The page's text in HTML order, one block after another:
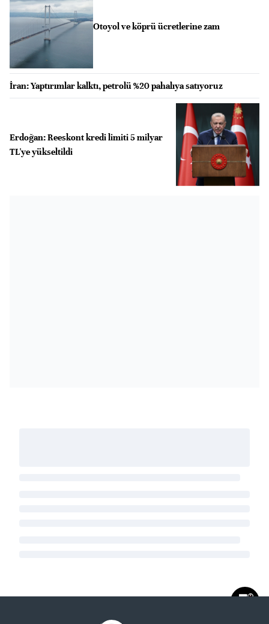
Otoyol ve köprü ücretlerine zam
İran: Yaptırımlar kalktı, petrolü %20 pahalıya satıyoruz
Erdoğan: Reeskont kredi limiti 5 milyar
TL'ye yükseltildi